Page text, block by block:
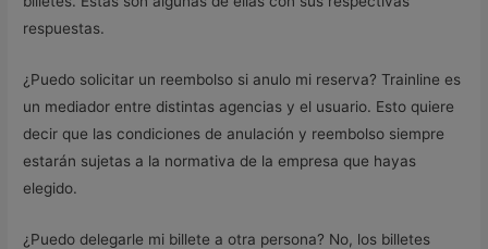
respuestas.
¿Puedo solicitar un reembolso si anulo mi reserva? Trainline es
un mediador entre distintas agencias y el usuario. Esto quiere
decir que las condiciones de anulación y reembolso siempre
estarán sujetas a la normativa de la empresa que hayas
elegido.
¿Puedo delegarle mi billete a otra persona? No, los billetes